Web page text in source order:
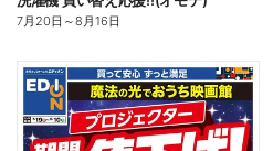
7月20日 ～8月16日